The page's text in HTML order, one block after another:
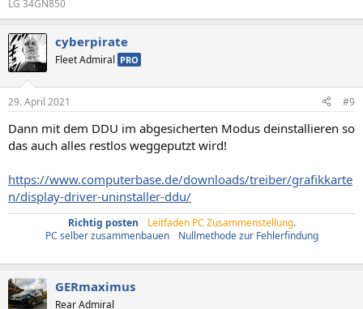
LG 34GN850
cyberpirate
Fleet Admiral PRO
29. April 2021 #9
Dann mit dem DDU im abgesicherten Modus deinstallieren so
das auch alles restlos weggeputzt wird!
https://www.computerbase.de/downloads/treiber/grafikkarte
n/display-driver-uninstaller-ddu/
Richtig posten Leitfaden PC Zusammenstellung.
PC selber zusammenbauen
Nullmethode zur Fehlerfindung
GERmaximus
Rear Admiral